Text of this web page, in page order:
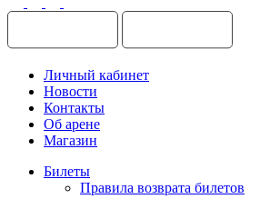
Личный кабинет
Новости
Контакты
Об арене
Магазин
Билеты
Правила возврата билетов